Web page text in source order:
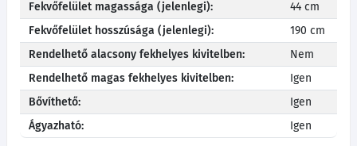
Fekvőfelület magassága (jelenlegi):
44 cm
Fekvőfelület hosszúsága (jelenlegi):
190 cm
Rendelhető alacsony fekhelyes kivitelben:
Nem
Rendelhető magas fekhelyes kivitelben:
Igen
Bővíthető:
Igen
Ágyazható:
Igen